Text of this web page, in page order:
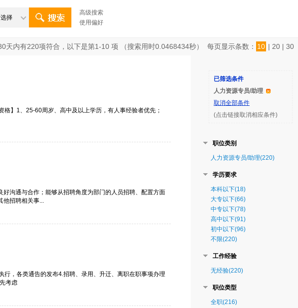
择
高级搜索
使用偏好
天内有220项符合，以下是第1-10 项 （搜索用时0.0468434秒） 每页显示条数： 10 | 20 | 30
】1、25-60周岁、高中及以上学历，有人事经验者优先；
沟通与合作；能够从招聘角度为部门的人员招聘、配置方面
他招聘相关事...
，各类通告的发布4.招聘、录用、升迁、离职在职事项办理
考虑
已筛选条件
人力资源专员/助理
取消全部条件
(点击链接取消相应条件)
职位类别
人力资源专员/助理(220)
学历要求
本科以下(18)
大专以下(66)
中专以下(78)
高中以下(91)
初中以下(96)
不限(220)
工作经验
无经验(220)
职位类型
全职(216)